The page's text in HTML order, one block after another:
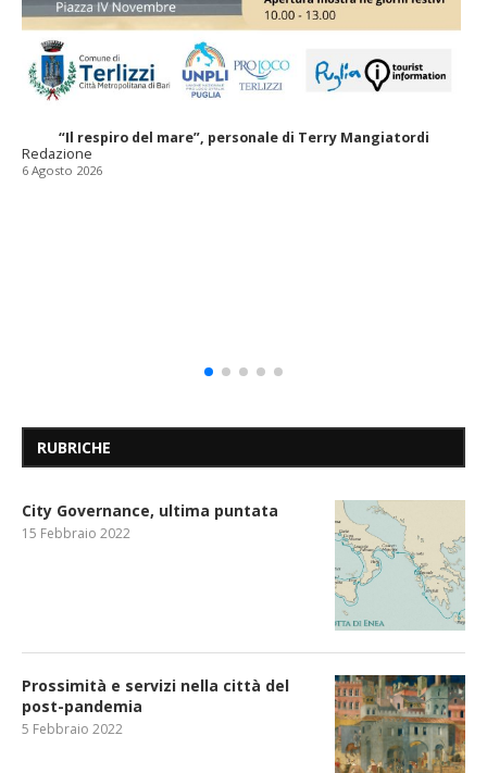
“Il respiro del mare”, personale di Terry Mangiatordi
Redazione
6 Agosto 2026
RUBRICHE
City Governance, ultima puntata
15 Febbraio 2022
Prossimità e servizi nella città del
post-pandemia
5 Febbraio 2022